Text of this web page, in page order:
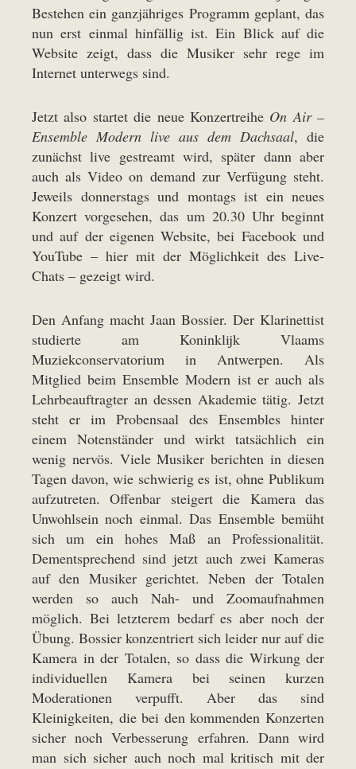
Bestehen ein ganzjähriges Programm geplant, das
nun erst einmal hinfällig ist. Ein Blick auf die
Website zeigt, dass die Musiker sehr rege im
Internet unterwegs sind.
Jetzt also startet die neue Konzertreihe On Air –
Ensemble Modern live aus dem Dachsaal, die
zunächst live gestreamt wird, später dann aber
auch als Video on demand zur Verfügung steht.
Jeweils donnerstags und montags ist ein neues
Konzert vorgesehen, das um 20.30 Uhr beginnt
und auf der eigenen Website, bei Facebook und
YouTube – hier mit der Möglichkeit des Live-
Chats – gezeigt wird.
Den Anfang macht Jaan Bossier. Der Klarinettist
studierte am Koninklijk Vlaams
Muziekconservatorium in Antwerpen. Als
Mitglied beim Ensemble Modern ist er auch als
Lehrbeauftragter an dessen Akademie tätig. Jetzt
steht er im Probensaal des Ensembles hinter
einem Notenständer und wirkt tatsächlich ein
wenig nervös. Viele Musiker berichten in diesen
Tagen davon, wie schwierig es ist, ohne Publikum
aufzutreten. Offenbar steigert die Kamera das
Unwohlsein noch einmal. Das Ensemble bemüht
sich um ein hohes Maß an Professionalität.
Dementsprechend sind jetzt auch zwei Kameras
auf den Musiker gerichtet. Neben der Totalen
werden so auch Nah- und Zoomaufnahmen
möglich. Bei letzterem bedarf es aber noch der
Übung. Bossier konzentriert sich leider nur auf die
Kamera in der Totalen, so dass die Wirkung der
individuellen Kamera bei seinen kurzen
Moderationen verpufft. Aber das sind
Kleinigkeiten, die bei den kommenden Konzerten
sicher noch Verbesserung erfahren. Dann wird
man sich sicher auch noch mal kritisch mit der